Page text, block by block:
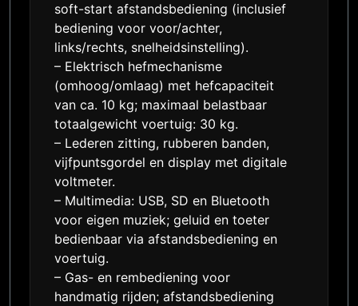
soft-start afstandsbediening (inclusief
bediening voor voor/achter,
links/rechts, snelheidsinstelling).
– Elektrisch hefmechanisme
(omhoog/omlaag) met hefcapaciteit
van ca. 10 kg; maximaal belastbaar
totaalgewicht voertuig: 30 kg.
– Lederen zitting, rubberen banden,
vijfpuntsgordel en display met digitale
voltmeter.
– Multimedia: USB, SD en Bluetooth
voor eigen muziek; geluid en toeter
bedienbaar via afstandsbediening en
voertuig.
– Gas- en rembediening voor
handmatig rijden; afstandsbediening